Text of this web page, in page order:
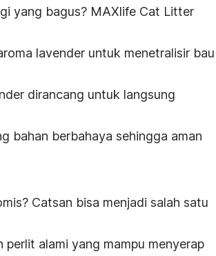
yang bagus? MAXlife Cat Litter
lavender untuk menetralisir bau
dirancang untuk langsung
bahan berbahaya sehingga aman
Catsan bisa menjadi salah satu
perlit alami yang mampu menyerap